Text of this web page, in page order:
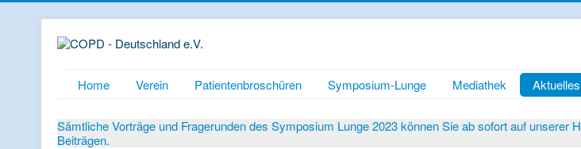
Home Verein Patientenbroschüren Symposium-Lunge Mediathek Aktuelles
Sämtliche Vorträge und Fragerunden des Symposium Lunge 2023 können Sie ab sofort auf
Beiträgen.